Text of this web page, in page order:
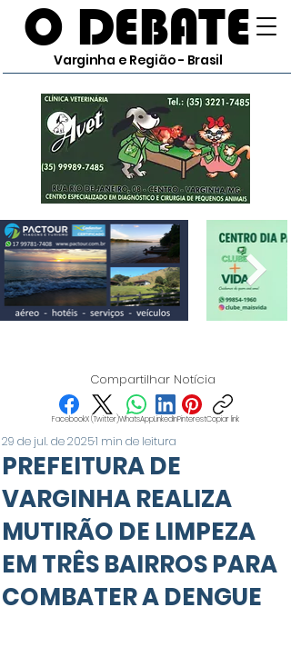
O DEBATE
Varginha e Região - Brasil
Compartilhar Notícia
FacebookX (Twitter)WhatsAppLinkedInPinterestCopiar link
PREFEITURA DE
VARGINHA REALIZA
MUTIRÃO DE LIMPEZA
EM TRÊS BAIRROS PARA
COMBATER A DENGUE
29 de jul. de 20251 min de leitura